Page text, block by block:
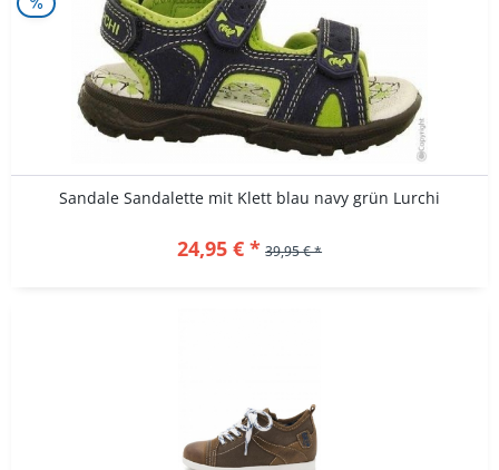
Sandale Sandalette mit Klett blau navy grün Lurchi
24,95 € * 39,95 € *